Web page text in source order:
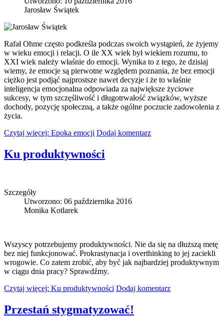
Jarosław Świątek
Rafał Ohme często podkreśla podczas swoich wystąpień, że żyjemy
w wieku emocji i relacji. O ile XX wiek był wiekiem rozumu, to
XXI wiek należy właśnie do emocji. Wynika to z tego, że dzisiaj
wiemy, że emocje są pierwotne względem poznania, że bez emocji
ciężko jest podjąć najprostsze nawet decyzje i że to właśnie
inteligencja emocjonalna odpowiada za największe życiowe
sukcesy, w tym szczęśliwość i długotrwałość związków, wyższe
dochody, pozycję społeczną, a także ogólne poczucie zadowolenia z
życia.
Czytaj więcej: Epoka emocji Dodaj komentarz
Ku produktywności
Szczegóły
Utworzono: 06 października 2016
Monika Kotlarek
Wszyscy potrzebujemy produktywności. Nie da się na dłuższą metę
bez niej funkcjonować. Prokrastynacja i overthinking to jej zaciekli
wrogowie. Co zatem zrobić, aby być jak najbardziej produktywnym
w ciągu dnia pracy? Sprawdźmy.
Czytaj więcej: Ku produktywności Dodaj komentarz
Przestań stygmatyzować!